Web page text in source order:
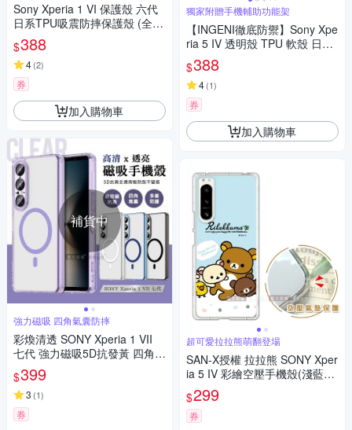
Sony Xperia 1 VI 保護殼 六代
日系TPU吸震防摔保護殼 (全軟
式) 【INGENI徹底防禦】
$388
4(2)
券
加入購物車
補貨中
強力磁吸 四角氣囊防摔
彩煥清透 SONY Xperia 1 VII
七代 強力磁吸5D抗發黃 四角氣
囊防摔軟邊手機殼
$399
3 (1)
券
獨家附贈手機輔助功能架
【INGENI徹底防禦】Sony Xpe
ria 5 IV 透明殼 TPU 軟殼 日系
全軟式TPU吸震防摔保護殼
$388
4(1)
券
加入購物車
超可愛拉拉熊萌翻登場
SAN-X授權 拉拉熊 SONY Xper
ia 5 IV 彩繪空壓手機殼(淺藍撒
嬌)
$299
券